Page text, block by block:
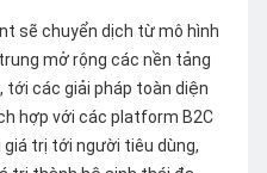
sẽ chuyển dịch từ mô hình
mở rộng các nền tảng
tới các giải pháp toàn diện
hợp với các platform B2C
trị tới người tiêu dùng,